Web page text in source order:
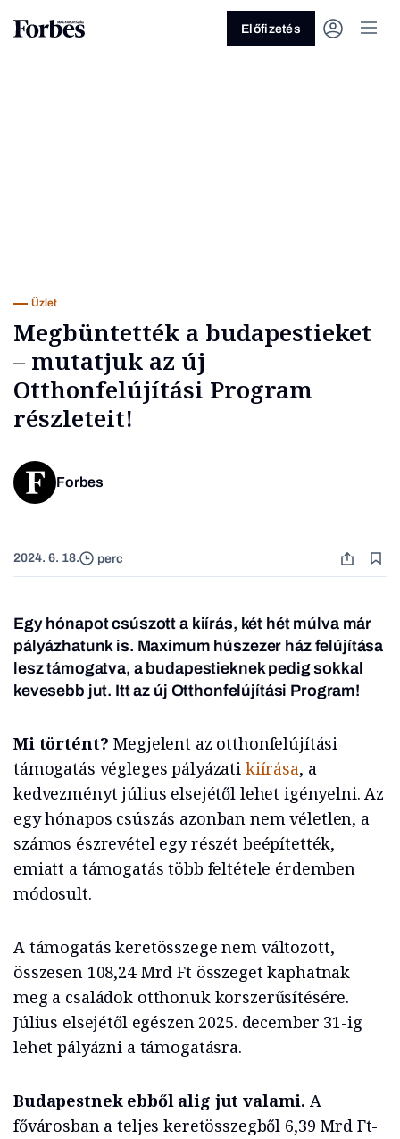
Előfizetés
Üzlet
Megbüntették a budapestieket
– mutatjuk az új
Otthonfelújítási Program
részleteit!
Forbes
2024. 6. 18. perc
Egy hónapot csúszott a kiírás, két hét múlva már
pályázhatunk is. Maximum húszezer ház felújítása
lesz támogatva, a budapestieknek pedig sokkal
kevesebb jut. Itt az új Otthonfelújítási Program!
Mi történt? Megjelent az otthonfelújítási
támogatás végleges pályázati kiírása, a
kedvezményt július elsejétől lehet igényelni. Az
egy hónapos csúszás azonban nem véletlen, a
számos észrevétel egy részét beépítették,
emiatt a támogatás több feltétele érdemben
módosult.
A támogatás keretösszege nem változott,
összesen 108,24 Mrd Ft összeget kaphatnak
meg a családok otthonuk korszerűsítésére.
Július elsejétől egészen 2025. december 31-ig
lehet pályázni a támogatásra.
Budapestnek ebből alig jut valami. A
fővárosban a teljes keretösszegből 6,39 Mrd Ft-